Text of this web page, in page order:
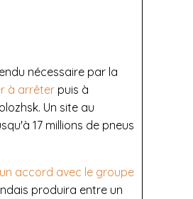
nécessaire par la
à arrêter puis à
Un site au
17 millions de pneus
accord avec le groupe
produira entre un